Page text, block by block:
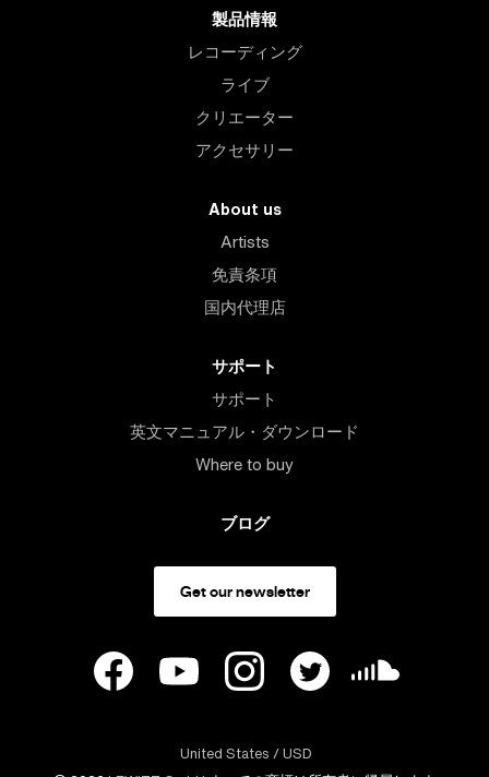
製品情報
レコーディング
ライブ
クリエーター
アクセサリー
About us
Artists
免責条項
国内代理店
サポート
サポート
英文マニュアル・ダウンロード
Where to buy
ブログ
Get our newsletter
United States / USD